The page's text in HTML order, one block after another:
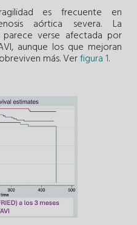
es frecuente en
aórtica severa. La
verse afectada por
aunque los que mejoran
más. Verfigura 1.